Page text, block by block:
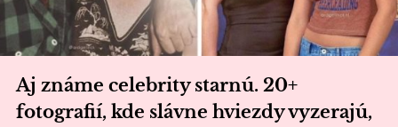
Aj známe celebrity starnú. 20+
fotografií, kde slávne hviezdy vyzerajú,